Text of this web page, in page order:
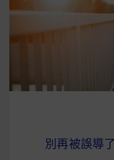
早上沒時間做早
別再被誤導